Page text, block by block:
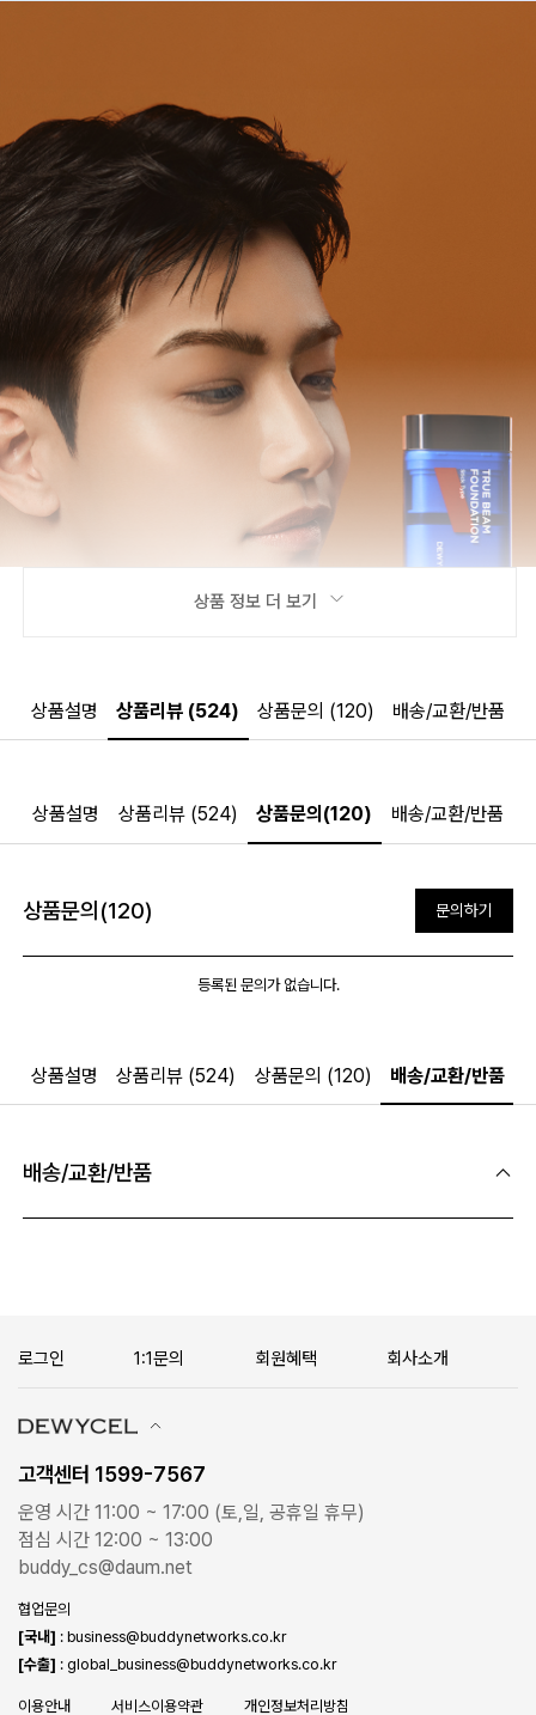
상품 정보 더 보기
상품설명 상품리뷰 (524) 상품문의 (120) 배송/교환/반품
상품설명 상품리뷰 (524) 상품문의(120) 배송/교환/반품
상품문의(120) 문의하기
등록된 문의가 없습니다.
상품설명 상품리뷰 (524) 상품문의 (120) 배송/교환/반품
배송/교환/반품
로그인 1:1문의 회원혜택 회사소개
고객센터 1599-7567
운영 시간 11:00 ~ 17:00 (토,일, 공휴일 휴무)
점심 시간 12:00 ~ 13:00
buddy_cs@daum.net
협업문의
[국내] : business@buddynetworks.co.kr
[수출] : global_business@buddynetworks.co.kr
이용안내 서비스이용약관 개인정보처리방침